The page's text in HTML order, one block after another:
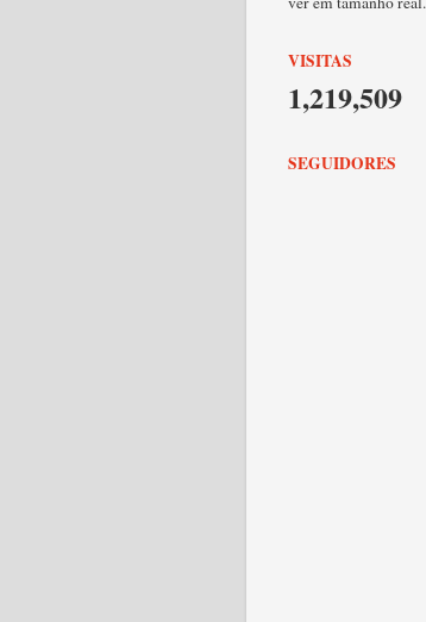
VISITAS
1,219,509
SEGUIDORES